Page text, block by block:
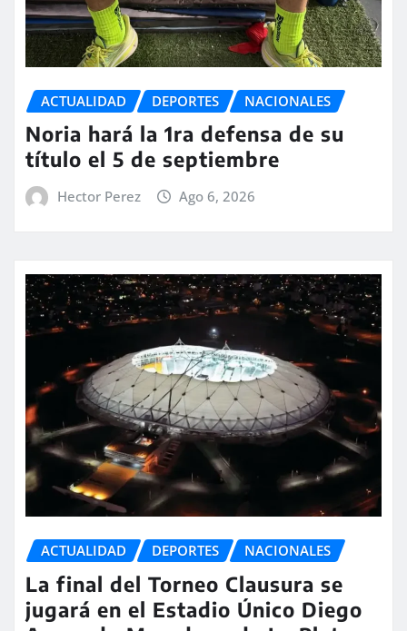
ACTUALIDAD DEPORTES NACIONALES
Noria hará la 1ra defensa de su
título el 5 de septiembre
Hector Perez Ago 6, 2026
ACTUALIDAD DEPORTES NACIONALES
La final del Torneo Clausura se
jugará en el Estadio Único Diego